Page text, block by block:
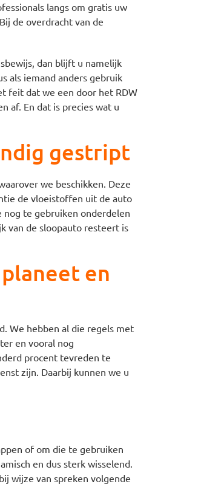
langs om gratis uw
de overdracht van de
dan blijft u namelijk
als iemand anders gebruik
feit dat we een door het RDW
af. En dat is precies wat u
gestript
we beschikken. Deze
de vloeistoffen uit de auto
nog te gebruiken onderdelen
van de sloopauto resteert is
en
We hebben al die regels met
en vooral nog
procent tevreden te
zijn. Daarbij kunnen we u
of om die te gebruiken
en dus sterk wisselend.
wijze van spreken volgende